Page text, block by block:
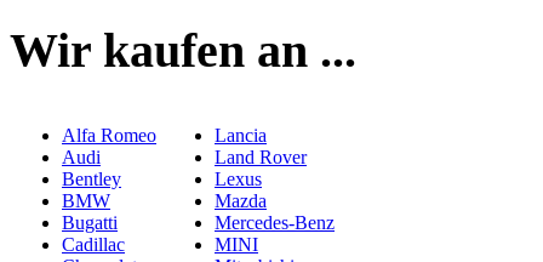
Wir kaufen an ...
Alfa Romeo
Audi
Bentley
BMW
Bugatti
Cadillac
Lancia
Land Rover
Lexus
Mazda
Mercedes-Benz
MINI